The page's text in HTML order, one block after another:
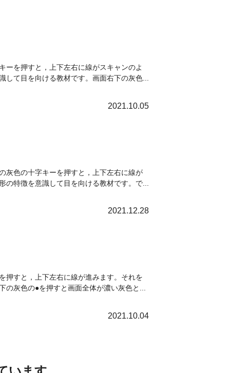
ーを押すと，上下左右に線がスキャンのよ
して目を向ける教材です。画面右下の灰色...
2021.10.05
灰色の十字キーを押すと，上下左右に線が
特徴を意識して目を向ける教材です。で...
2021.12.28
押すと，上下左右に線が進みます。それを
の灰色の●を押すと画面全体が濃い灰色と...
2021.10.04